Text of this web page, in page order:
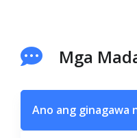
Mga
Ano ang ginagawa